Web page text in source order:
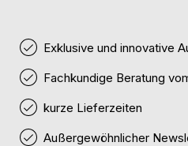
Exklusive und innovative
Fachkundige Beratung
kurze Lieferzeiten
Außergewöhnlicher